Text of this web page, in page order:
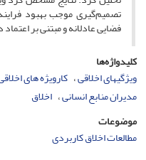
تصمیم‌گیری موجب بهبود
فضایی عادلانه و مبتنی بر
کلیدواژه‌ها
ویژگیهای اخلاقی کارویژه های
مدیران منابع انسانی اخلاق
موضوعات
مطالعات اخلاق کاربردی